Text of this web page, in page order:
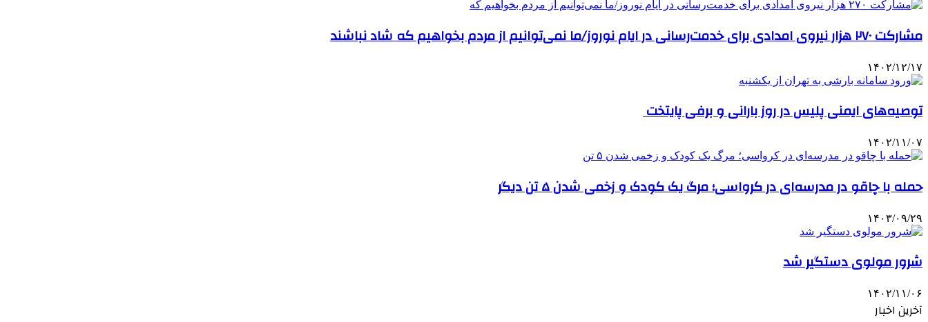
مشارکت ۲۷۰ هزار نیروی امدادی برای خدمت‌رسانی در ایام نوروز/ما نمی‌توانیم از مردم بخواهیم که شاد نباشند
۱۴۰۲/۱۲/۱۷
توصیه‌های ایمنی پلیس در روز بارانی و برفی پایتخت
۱۴۰۲/۱۱/۰۷
حمله با چاقو در مدرسه‌ای در کرواسی؛ مرگ یک کودک و زخمی شدن ۵ تن دیگر
۱۴۰۳/۰۹/۲۹
شرور مولوی دستگیر شد
۱۴۰۲/۱۱/۰۶
آخرین اخبار